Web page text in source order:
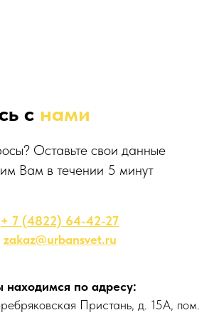
с нами
Оставьте свои данные
Вам в течении 5 минут
+ 7 (4822) 64-42-27
zakaz@urbansvet.ru
по адресу:
Пристань, д. 15А, пом.